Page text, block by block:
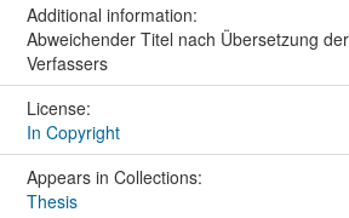
Additional information:
Abweichender Titel nach Übersetzung
Verfassers
License:
In Copyright
Appears in Collections:
Thesis